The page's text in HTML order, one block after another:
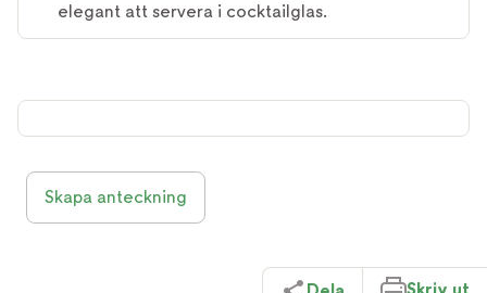
elegant att servera i cocktailglas.
Skapa anteckning
Skriv ut